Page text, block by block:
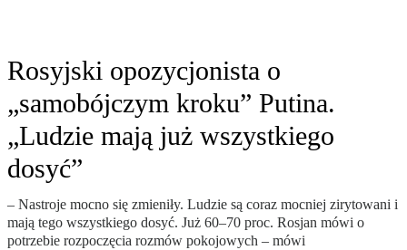
Rosyjski opozycjonista o
„samobójczym kroku” Putina.
„Ludzie mają już wszystkiego
dosyć”
– Nastroje mocno się zmieniły. Ludzie są coraz mocniej zirytowani i
mają tego wszystkiego dosyć. Już 60–70 proc. Rosjan mówi o
potrzebie rozpoczęcia rozmów pokojowych – mówi